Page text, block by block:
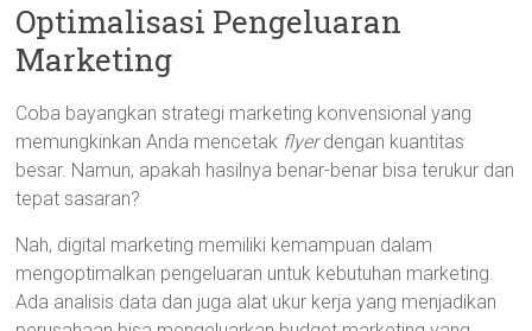
Optimalisasi Pengeluaran
Marketing
Coba bayangkan strategi marketing konvensional yang
memungkinkan Anda mencetak flyerdengan kuantitas
besar. Namun, apakah hasilnya benar-benar bisa terukur dan
tepat sasaran?
Nah, digital marketing memiliki kemampuan dalam
mengoptimalkan pengeluaran untuk kebutuhan marketing.
Ada analisis data dan juga alat ukur kerja yang menjadikan